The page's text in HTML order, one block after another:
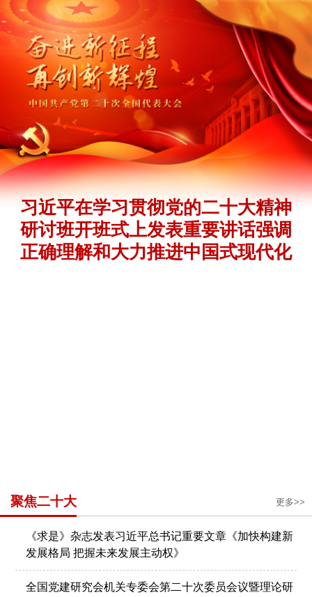
习近平在学习贯彻党的二十大精神
研讨班开班式上发表重要讲话强调
正确理解和大力推进中国式现代化
聚焦二十大 更多>>
《求是》杂志发表习近平总书记重要文章《加快构建新
发展格局 把握未来发展主动权》
全国党建研究会机关专委会第二十次委员会议暨理论研